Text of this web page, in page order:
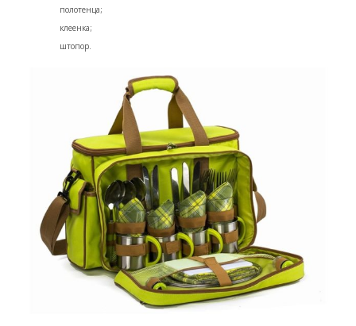
полотенца;
клеенка;
штопор.